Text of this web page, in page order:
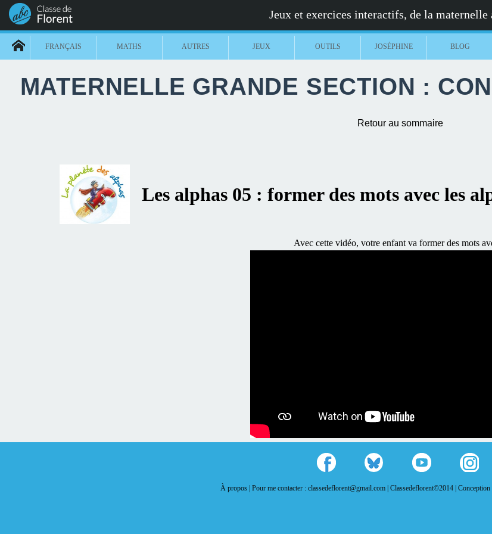
Jeux et exercices interactifs, de la maternelle
FRANÇAIS MATHS AUTRES JEUX OUTILS JOSÉPHINE BLOG
MATERNELLE GRANDE SECTION :
Retour au sommaire
Les alphas 05 : former des mots avec les
Avec cette vidéo, votre enfant va former des mots
À propos | Pour me contacter : classedeflorent@gmail.com | Classedeflorent©2014 |